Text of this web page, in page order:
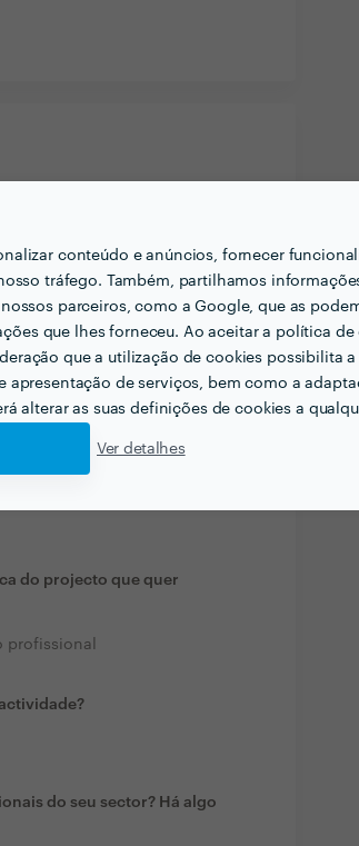
conteúdo e anúncios, fornecer
tráfego. Também, partilhamos
parceiros, como a Google, que as
que lhes forneceu. Ao aceitar a política de
que a utilização de cookies possibilita a
apresentação de serviços, bem como a
alterar as suas definições de cookies a
Ver detalhes
do projecto que quer
profissional
do seu sector? Há algo